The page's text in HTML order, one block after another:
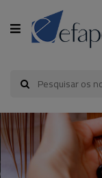
CATEGORIA
INÍCIO
A
EFAPE